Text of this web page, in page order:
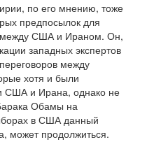
по его мнению, тоже
предпосылок для
между США и Ираном. Он,
западных экспертов
между
хотя и были
США и Ирана, однако не
Обамы на
в США данный
может продолжиться.